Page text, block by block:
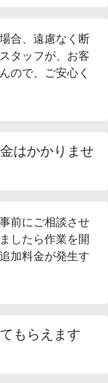
合、遠慮なく断
タッフが、お客
ので、ご安心く
はかかりませ
前にご相談させ
したら作業を開
加料金が発生す
もらえます